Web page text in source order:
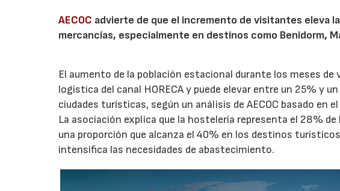
AECOC advierte de que el incremento de visitantes eleva
mercancías, especialmente en destinos como Benidorm,
El aumento de la población estacional durante los meses
logística del canal HORECA y puede elevar entre un 25% y
ciudades turísticas, según un análisis de AECOC basado en
La asociación explica que la hostelería representa el 28%
una proporción que alcanza el 40% en los destinos
intensifica las necesidades de abastecimiento.